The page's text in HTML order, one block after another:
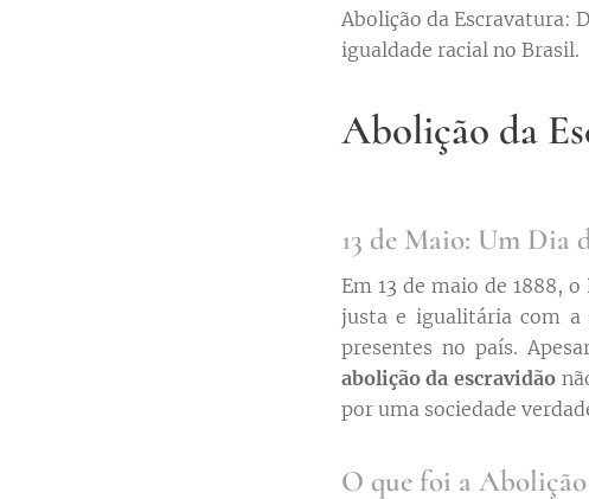
Abolição da Escravatura:
igualdade racial no Brasil.
Abolição da
13 de Maio: Um Dia
Em 13 de maio de 1888,
justa e igualitária com a
presentes no país.
abolição da escravidão
por uma sociedade
O que foi a Abolição